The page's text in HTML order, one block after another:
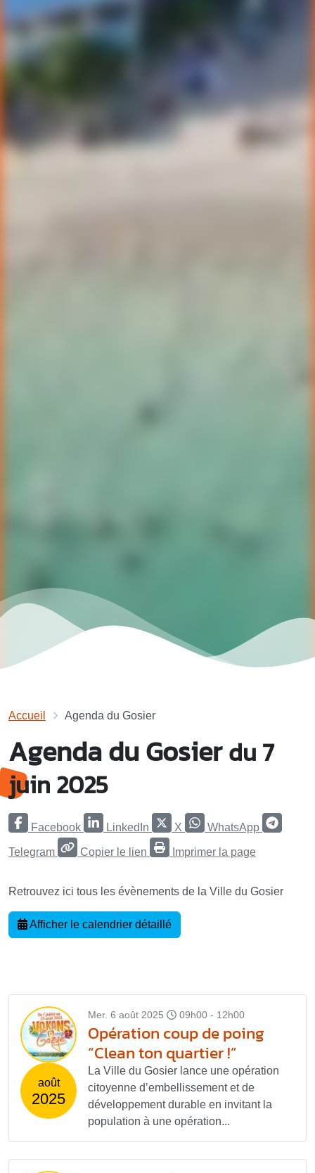
Accueil Agenda du Gosier
Agenda du Gosierdu 7
juin 2025
Facebook LinkedIn X WhatsApp
Telegram Copier le lien Imprimer la page
Retrouvez ici tous les évènements de la Ville du Gosier
Afficher le calendrier détaillé
août
2025
Mer. 6 août 2025 09h00 - 12h00
Opération coup de poing
“Clean ton quartier !”
La Ville du Gosier lance une opération
citoyenne d’embellissement et de
développement durable en invitant la
population à une opération...